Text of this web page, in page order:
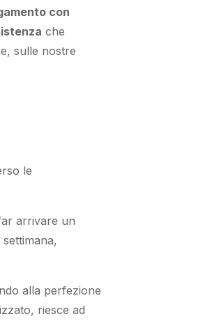
con
che
sulle nostre
le
arrivare un
alla perfezione
, riesce ad